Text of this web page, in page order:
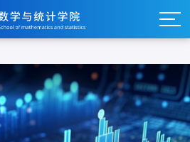
来·(集团)官方-首页